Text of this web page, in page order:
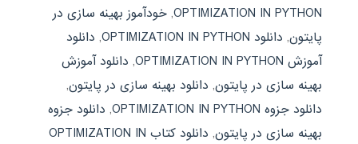
OPTIMIZATION IN PYTHON
, خودآموز بهینه سازی در
پایتون, دانلود OPTIMIZATION IN PYTHON , دانلود
آموزش OPTIMIZATION IN PYTHON
, دانلود آموزش
بهینه سازی در پایتون, دانلود بهینه سازی در پایتون,
دانلود جزوه OPTIMIZATION IN PYTHON
, دانلود جزوه
بهینه سازی در پایتون,
دانلود کتاب OPTIMIZATION IN